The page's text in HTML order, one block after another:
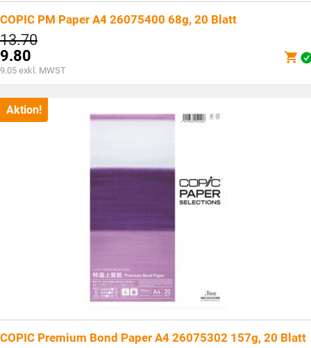
COPIC PM Paper A4 26075400 68g, 20 Blatt
13.70Ursprünglicher
war:
CHF13.70
9.80
Aktueller
ist:
CHF9.80.
9.05 exkl. MWST
Aktion!
COPIC Premium Bond Paper A4 26075302 157g, 20 Blatt